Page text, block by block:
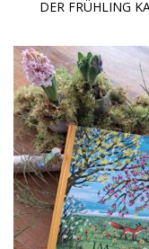
DER FRÜHLING